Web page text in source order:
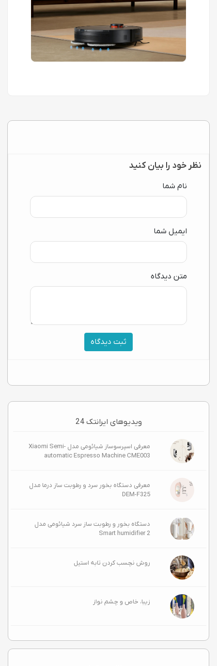
نظر خود را بیان کنید
نام شما
ایمیل شما
متن دیدگاه
ثبت دیدگاه
ویدیوهای ایرانتک 24
معرفی اسپرسوساز شیائومی مدل Xiaomi Semi-
automatic Espresso Machine CME003
معرفی دستگاه بخور سرد و رطوبت ساز درما مدل
DEM-F325
دستگاه بخور و رطوبت ساز سرد شیائومی مدل
Smart humidifier 2
روش نچسب کردن تابه استیل
زیبا، خاص و چشم‌ نواز